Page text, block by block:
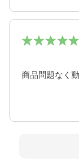
商品問題なく